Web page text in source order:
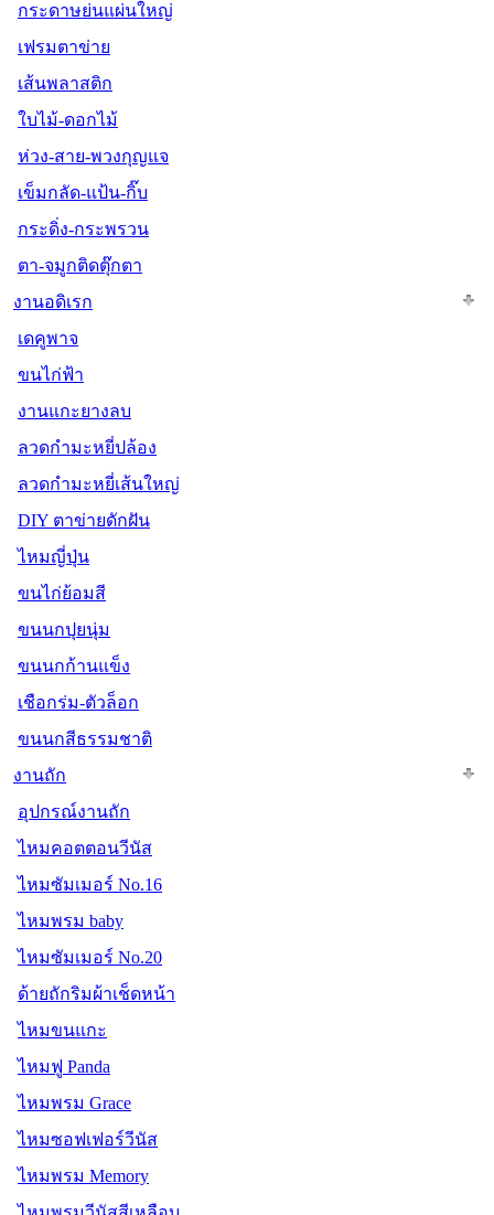
กระดาษย่นแผ่นใหญ่
เฟรมตาข่าย
เส้นพลาสติก
ใบไม้-ดอกไม้
ห่วง-สาย-พวงกุญแจ
เข็มกลัด-แป้น-กิ๊บ
กระดิ่ง-กระพรวน
ตา-จมูกติดตุ๊กตา
งานอดิเรก
เดคูพาจ
ขนไก่ฟ้า
งานแกะยางลบ
ลวดกำมะหยี่ปล้อง
ลวดกำมะหยี่เส้นใหญ่
DIY ตาข่ายดักฝัน
ไหมญี่ปุ่น
ขนไก่ย้อมสี
ขนนกปุยนุ่ม
ขนนกก้านแข็ง
เชือกร่ม-ตัวล็อก
ขนนกสีธรรมชาติ
งานถัก
อุปกรณ์งานถัก
ไหมคอตตอนวีนัส
ไหมซัมเมอร์ No.16
ไหมพรม baby
ไหมซัมเมอร์ No.20
ด้ายถักริมผ้าเช็ดหน้า
ไหมขนแกะ
ไหมฟู Panda
ไหมพรม Grace
ไหมซอฟเฟอร์วีนัส
ไหมพรม Memory